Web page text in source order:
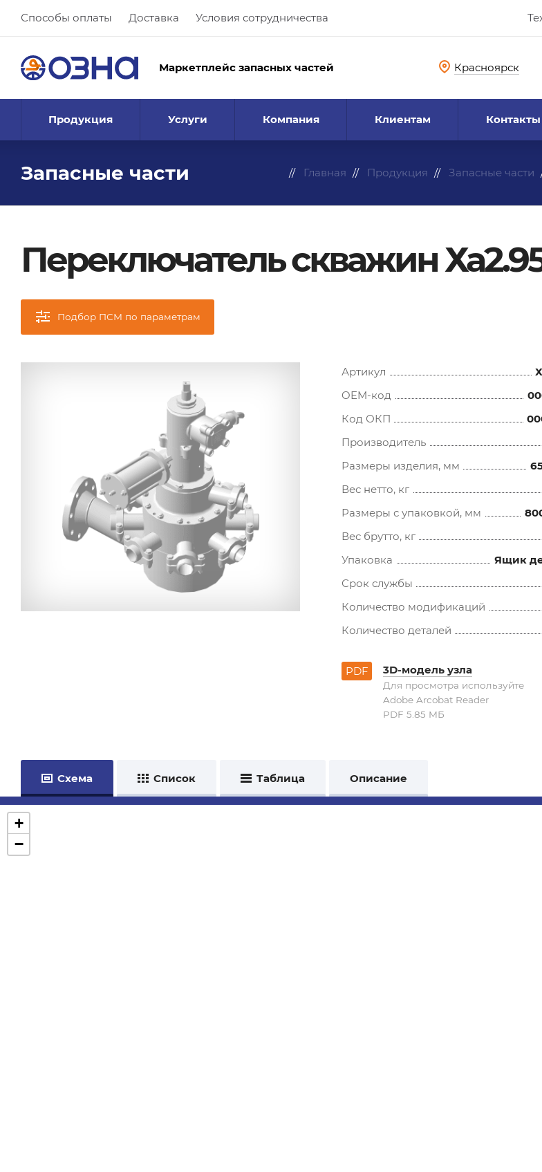
Способы оплаты Доставка Условия сотрудничества
Маркетплейс запасных частей Красноярск
Продукция Услуги Компания Клиентам Контакты
Запасные части Главная Продукция Запасные части
Переключатель скважин
Подбор ПСМ по параметрам
Артикул
OEM-код
Код ОКП
Производитель
Размеры изделия, мм
Вес нетто, кг
Размеры с упаковкой, мм
Вес брутто, кг
Упаковка
Ящик
Срок службы
Количество модификаций
Количество деталей
PDF 3D-модель узла
Для просмотра используйте
Adobe Arcobat Reader
PDF 5.85 MБ
Схема Список Таблица Описание
+
−